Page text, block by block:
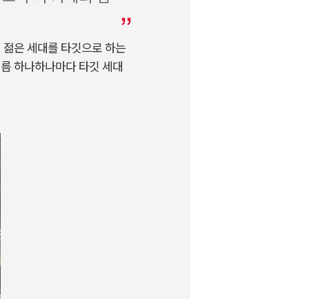
은 세대를 타깃으로 하는
하나하나마다 타깃 세대